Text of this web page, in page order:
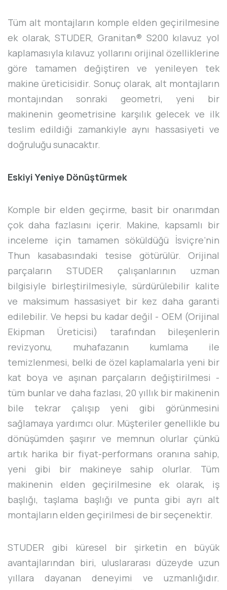
Tüm alt montajların komple elden geçirilmesine
ek olarak, STUDER, Granitan® S200 kılavuz yol
kaplamasıyla kılavuz yollarını orijinal özelliklerine
göre tamamen değiştiren ve yenileyen tek
makine üreticisidir. Sonuç olarak, alt montajların
montajından sonraki geometri, yeni bir
makinenin geometrisine karşılık gelecek ve ilk
teslim edildiği zamankiyle aynı hassasiyeti ve
doğruluğu sunacaktır.
Eskiyi Yeniye Dönüştürmek
Komple bir elden geçirme, basit bir onarımdan
çok daha fazlasını içerir. Makine, kapsamlı bir
inceleme için tamamen söküldüğü İsviçre’nin
Thun kasabasındaki tesise götürülür. Orijinal
parçaların STUDER çalışanlarının uzman
bilgisiyle birleştirilmesiyle, sürdürülebilir kalite
ve maksimum hassasiyet bir kez daha garanti
edilebilir. Ve hepsi bu kadar değil - OEM (Orijinal
Ekipman Üreticisi) tarafından bileşenlerin
revizyonu, muhafazanın kumlama ile
temizlenmesi, belki de özel kaplamalarla yeni bir
kat boya ve aşınan parçaların değiştirilmesi -
tüm bunlar ve daha fazlası, 20 yıllık bir makinenin
bile tekrar çalışıp yeni gibi görünmesini
sağlamaya yardımcı olur. Müşteriler genellikle bu
dönüşümden şaşırır ve memnun olurlar çünkü
artık harika bir fiyat-performans oranına sahip,
yeni gibi bir makineye sahip olurlar. Tüm
makinenin elden geçirilmesine ek olarak, iş
başlığı, taşlama başlığı ve punta gibi ayrı alt
montajların elden geçirilmesi de bir seçenektir.
STUDER gibi küresel bir şirketin en büyük
avantajlarından biri, uluslararası düzeyde uzun
yıllara dayanan deneyimi ve uzmanlığıdır.